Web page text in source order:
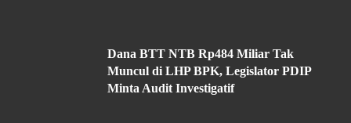
Dana BTT NTB Rp484 Miliar Tak
Muncul di LHP BPK, Legislator PDIP
Minta Audit Investigatif